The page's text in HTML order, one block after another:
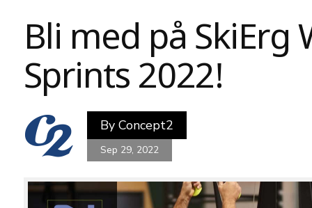
Bli med på SkiErg
Sprints 2022!
By Concept2
Sep 29, 2022